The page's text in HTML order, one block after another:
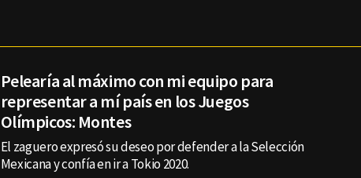
Pelearía al máximo con mi equipo para
representar a mí país en los Juegos
Olímpicos: Montes
El zaguero expresó su deseo por defender a la Selección
Mexicana y confía en ir a Tokio 2020.